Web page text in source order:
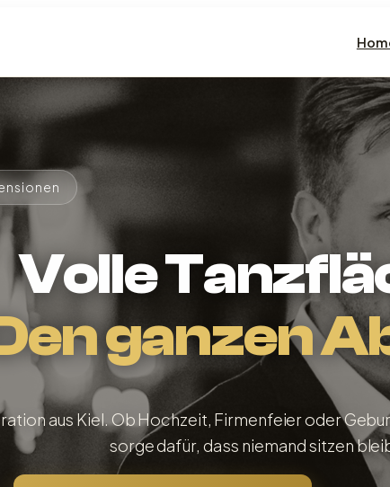
Volle
ganzen
aus Kiel. Ob Hochzeit, Firmenfeier oder
sorge dafür, dass niemand sitzen